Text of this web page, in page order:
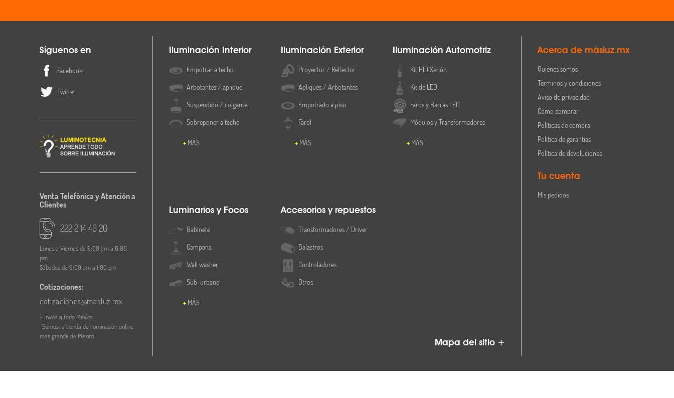
Síguenos en
Facebook
Twitter
Venta Telefónica y Atención a
Clientes
222 2 14 46 20
Lunes a Viernes de 9:00 am a 6:00
pm
Sábados de 9:00 am a 1:00 pm
Cotizaciones:
cotizaciones@masluz.mx
· Envíos a todo México
· Somos la tienda de iluminación online
más grande de México
Iluminación Interior
Empotrar a techo
Arbotantes / aplique
Suspendido / colgante
Sobreponer a techo
MÁS
Iluminación Exterior
Proyector / Reflector
Apliques / Arbotantes
Empotrado a piso
Farol
MÁS
Iluminación Automotriz
Kit HID Xenón
Kit de LED
Faros y Barras LED
Módulos y Transformadores
MÁS
Luminarios y Focos
Gabinete
Campana
Wall washer
Sub-urbano
MÁS
Accesorios y repuestos
Transformadores / Driver
Balastros
Controladores
Otros
Mapa del sitio +
Acerca de másluz.mx
Quiénes somos
Términos y condiciones
Aviso de privacidad
Cómo comprar
Políticas de compra
Política de garantías
Política de devoluciones
Tu cuenta
Mis pedidos